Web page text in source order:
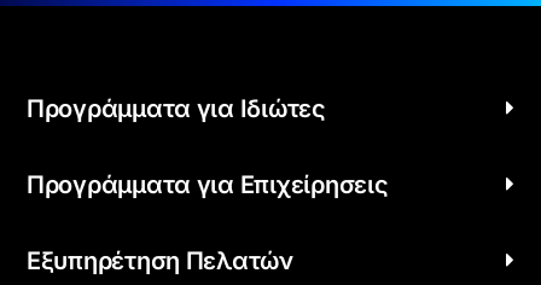
Προγράμματα για Ιδιώτες
Προγράμματα για Επιχείρησεις
Εξυπηρέτηση Πελατών